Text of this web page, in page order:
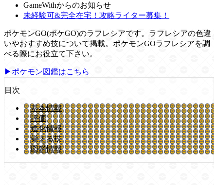
GameWithからのお知らせ
未経験可&完全在宅！攻略ライター募集！
ポケモンGO(ポケGO)のラフレシアです。ラフレシアの色違
いやおすすめ技について掲載。ポケモンGOラフレシアを調
べる際にお役立て下さい。
▶ポケモン図鑑はこちら
目次
基本情報
評価
進化情報
覚える技
図鑑情報